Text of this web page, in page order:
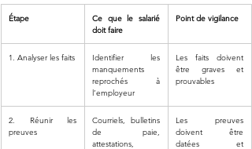
Étape
Ce que le salarié
doit faire
Point de vigilance
1. Analyser les faits
Identifier les
manquements
reprochés à
l’employeur
Les faits doivent
être graves et
prouvables
2. Réunir les
preuves
Courriels, bulletins
de paie,
attestations,
Les preuves
doivent être
datées et